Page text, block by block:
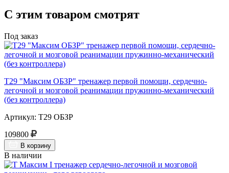
С этим товаром смотрят
Под заказ
Т29 "Максим ОБЗР" тренажер первой помощи, сердечно-
легочной и мозговой реанимации пружинно-механический
(без контроллера)
Артикул: Т29 ОБЗР
109800
В корзину
В наличии